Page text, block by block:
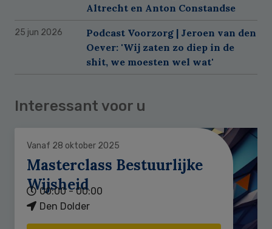
Altrecht en Anton Constandse
25 jun 2026
Podcast Voorzorg | Jeroen van den
Oever: 'Wij zaten zo diep in de
shit, we moesten wel wat'
Interessant voor u
Vanaf 28 oktober 2025
Masterclass Bestuurlijke
Wijsheid
00:00 - 00:00
Den Dolder